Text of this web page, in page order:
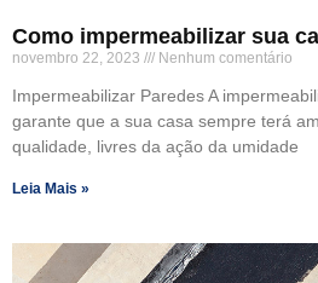
Como impermeabilizar sua
novembro 22, 2023 Nenhum comentário
Impermeabilizar Paredes A
garante que a sua casa sempre terá
qualidade, livres da ação da umidade
Leia Mais »